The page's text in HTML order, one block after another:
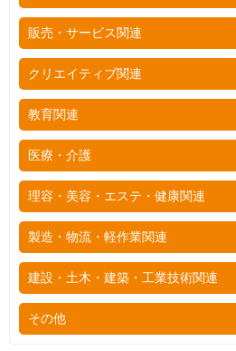
社内SE
オープン系SE・PG
汎用系SE・PG
制御系SE・PG
システム運用
プロジェクトマネージャ
システム監視・保守
評価・テスター
IOT
インフラエンジニア
Webエンジニア
ルートセールス
ラウンダー
企画営業
技術営業
商品企画
企画
企画宣伝
コンサルタント
不動産営業
営業アシスタント
総務
経理
秘書
通訳
一般事務
受付事務
営業事務
医療事務
法律事務所
経理事務
販売・サービス関連
販売
接客
ホールスタッフ
フロアスタッフ
店長
店長候補
調理
レジャー
クリエイティブ関連
広告
グラフィックデザイナー
WEBプロデューサー
WEBディレクター
WEBデザイナー
イラストレーター
クリエイティブディレクター
アートディレクター
教育関連
教師
幼稚園教諭
保育士
個別指導塾講師
教室運営
児童発達支援
医療・介護
医療
医師
看護師
准看護師
歯科衛生士
理容・美容・エステ・健康関連
理容
美容師
エステ
ヘアメイク
製造・物流・軽作業関連
テスト・評価・検査
ドライバー
体が資本
建設・土木・建築・工業技術関連
土木・建設
その他